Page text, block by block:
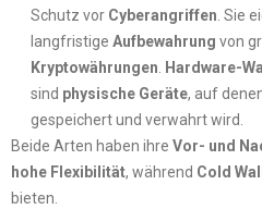
Schutz vor Cyberangriffen . Sie
langfristige Aufbewahrung von
Kryptowährungen
Hardware-
sind physische Geräte, auf
gespeichert und verwahrt wird.
Beide Arten haben ihre Vor- und
hohe Flexibilität, während Cold
bieten.